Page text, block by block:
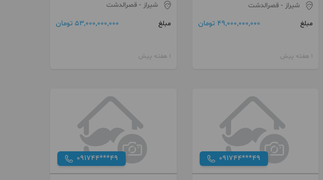
شیراز - قصرالدشت
مبلغ
49,000,000,000 تومان
1 هفته پیش
شیراز - قصرالدشت
مبلغ
53,000,000,000 تومان
1 هفته پیش
091744***49
091744***49